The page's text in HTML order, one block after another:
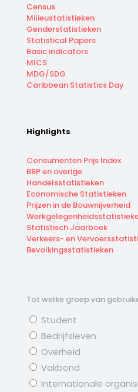
Census
Milieustatistieken
Genderstatistieken
Statistical Papers
Basic indicators
MICS
MDG/SDG
Caribbean Statistics Day
Highlights
Consumenten Prijs Index
BBP en overige
Handelsstatistieken
Economische Statistieken
Prijzen in de Bouwnijverheid
Statistisch Jaarboek
Verkeers- en
Bevolkingsstatistieken
Tot welke groep van
Student
Bedrijfsleven
Overheid
Vakbond
Internationale